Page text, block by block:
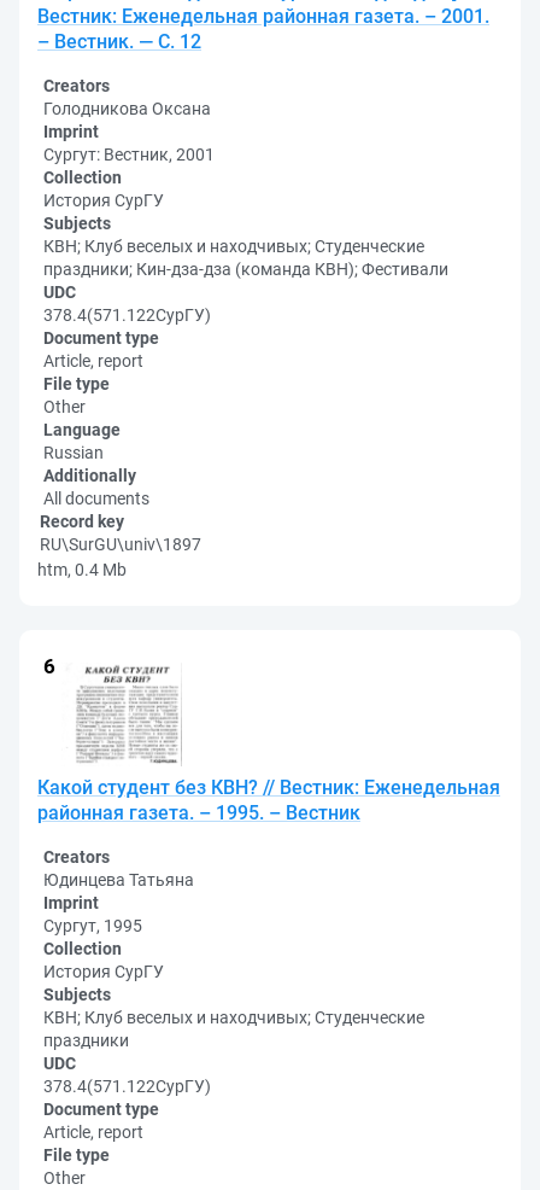
Вестник: Еженедельная районная газета. – 2001.
– Вестник. — С. 12
Creators
Голодникова Оксана
Imprint
Сургут: Вестник, 2001
Collection
История СурГУ
Subjects
КВН; Клуб веселых и находчивых; Студенческие
праздники; Кин-дза-дза (команда КВН); Фестивали
UDC
378.4(571.122СурГУ)
Document type
Article, report
File type
Other
Language
Russian
Additionally
All documents
Record key
RU\SurGU\univ\1897
htm, 0.4 Mb
Какой студент без КВН? // Вестник: Еженедельная
районная газета. – 1995. – Вестник
Creators
Юдинцева Татьяна
Imprint
Сургут, 1995
Collection
История СурГУ
Subjects
КВН; Клуб веселых и находчивых; Студенческие
праздники
UDC
378.4(571.122СурГУ)
Document type
Article, report
File type
Other